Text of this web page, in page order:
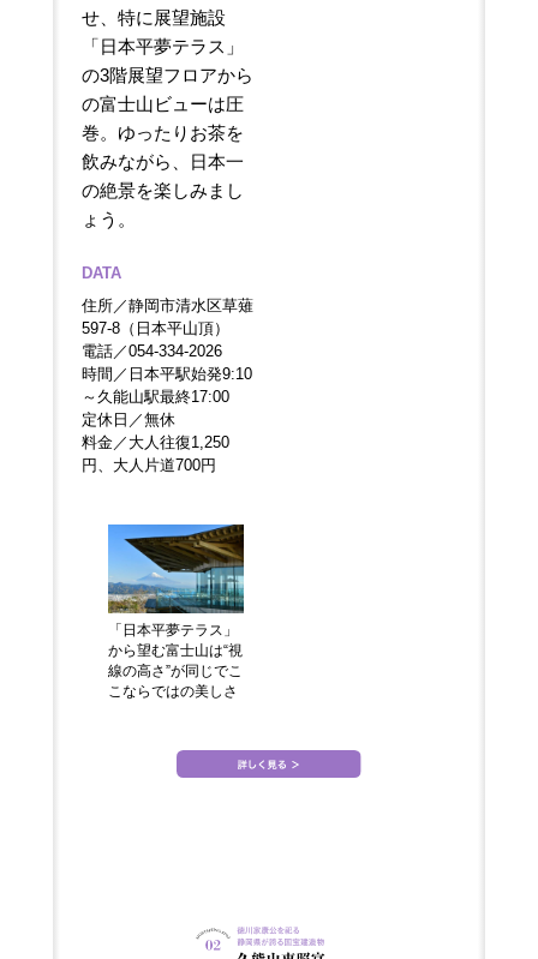
せ、特に展望施設
「日本平夢テラス」
の3階展望フロアから
の富士山ビューは圧
巻。ゆったりお茶を
飲みながら、日本一
の絶景を楽しみまし
ょう。
DATA
住所／静岡市清水区草薙
597-8（日本平山頂）
電話／054-334-2026
時間／日本平駅始発9:10
～久能山駅最終17:00
定休日／無休
料金／大人往復1,250
円、大人片道700円
「日本平夢テラス」
から望む富士山は“視
線の高さ”が同じでこ
こならではの美しさ